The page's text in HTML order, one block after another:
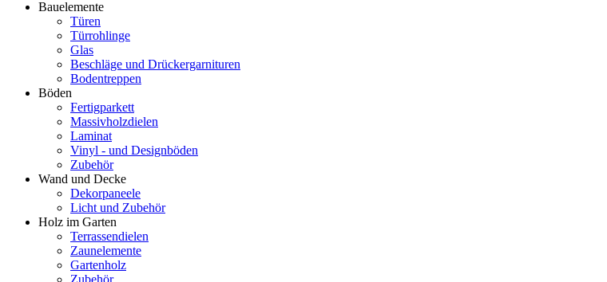
Bauelemente
Türen
Türrohlinge
Glas
Beschläge und Drückergarnituren
Bodentreppen
Böden
Fertigparkett
Massivholzdielen
Laminat
Vinyl - und Designböden
Zubehör
Wand und Decke
Dekorpaneele
Licht und Zubehör
Holz im Garten
Terrassendielen
Zaunelemente
Gartenholz
Zubehör